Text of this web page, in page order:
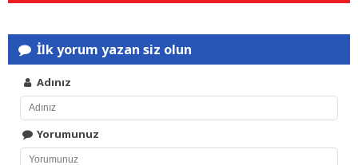
İlk yorum yazan siz olun
Adınız
Yorumunuz